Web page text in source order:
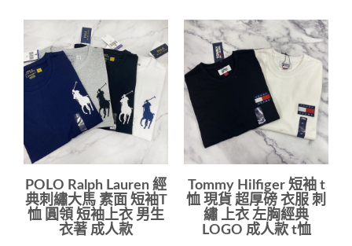
POLO Ralph Lauren 經
典刺繡大馬 素面 短袖T
恤 圓領 短袖上衣 男生
衣著 成人款
Tommy Hilfiger 短袖 t
恤 現貨 超厚磅 衣服 刺
繡 上衣 左胸經典
LOGO 成人款 t恤